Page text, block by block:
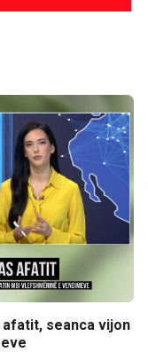
afatit, seanca vijon